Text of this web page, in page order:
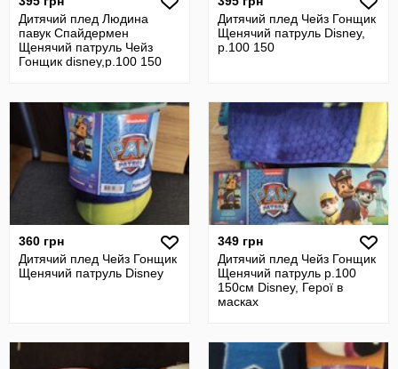
Дитячий плед Людина
павук Спайдермен
Щенячий патруль Чейз
Гонщик disney,р.100 150
Дитячий плед Чейз Гонщик
Щенячий патруль Disney,
р.100 150
360 грн
Дитячий плед Чейз Гонщик
Щенячий патруль Disney
349 грн
Дитячий плед Чейз Гонщик
Щенячий патруль р.100
150см Disney, Герої в
масках